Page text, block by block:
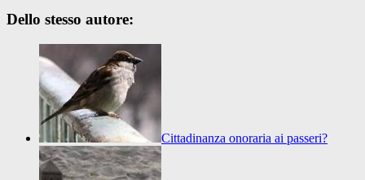
Dello stesso autore:
Cittadinanza onoraria ai passeri?